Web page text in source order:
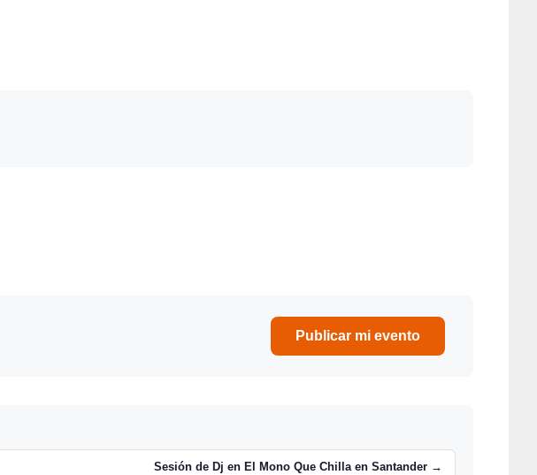
Publicar mi evento
Sesión de Dj en El Mono Que Chilla en Santander →